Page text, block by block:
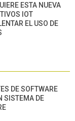
ESTA NUEVA
IOT
EL USO DE
DE SOFTWARE
SISTEMA DE